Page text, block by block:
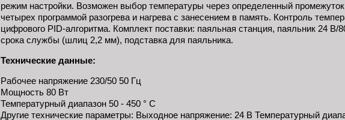
режим настройки. Возможен выбор температуры через определенный
четырех программой разогрева и нагрева с занесением в память. Контроль
цифрового PID-алгоритма. Комплект поставки: паяльная станция, паяльник 24
срока службы (шлиц 2,2 мм), подставка для паяльника.
Технические данные:
Рабочее напряжение 230/50 50 Гц
Мощность 80 Вт
Температурный диапазон 50 - 450 ° C
Другие технические параметры: Выходное напряжение: 24 В Температурный